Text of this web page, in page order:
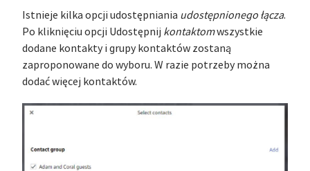
Istnieje kilka opcji udostępniania udostępnionego łącza.
Po kliknięciu opcji Udostępnij kontaktomwszystkie
dodane kontakty i grupy kontaktów zostaną
zaproponowane do wyboru. W razie potrzeby można
dodać więcej kontaktów.